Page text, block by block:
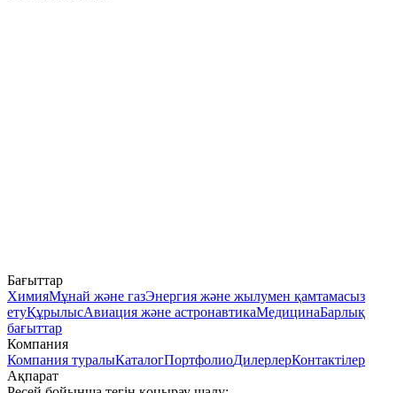
Бағыттар
ХимияМұнай және газЭнергия және жылумен қамтамасыз
етуҚұрылысАвиация және астронавтикаМедицинаБарлық
бағыттар
Компания
Компания туралыКаталогПортфолиоДилерлерКонтактілер
Ақпарат